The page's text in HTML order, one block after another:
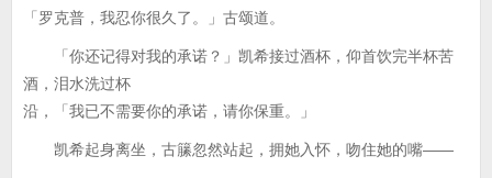
「罗克普，我忍你很久了。」古颂道。
「你还记得对我的承诺？」凯希接过酒杯，仰首饮完半杯苦
酒，泪水洗过杯
沿，「我已不需要你的承诺，请你保重。」
凯希起身离坐，古籘忽然站起，拥她入怀，吻住她的嘴——